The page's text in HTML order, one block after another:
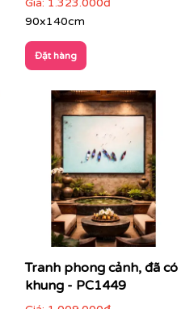
phong cảnh nhẹ nhàng,
thư thái
Giá: 1.323.000đ
90x140cm
Đặt hàng
Tranh phong cảnh, đã có
khung - PC1449